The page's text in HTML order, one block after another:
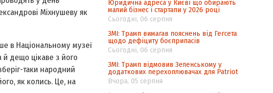
Міхнушеву як
в Національному музеї
дещо цікаве з його
таки народний
як колись. Це, на
Аналіз виборчого законодавства щодо
підрахунку голосів виборців
Інформаційна безпека суспільства
Юридична адреса у Києві що обирають
малий бізнес і стартапи у 2026 році
Сьогодні, 06 серпня
ЗМІ: Трамп вимагав пояснень від Гегсета
щодо дефіциту боєприпасів
Сьогодні, 06 серпня
ЗМІ: Трамп відмовив Зеленському у
додаткових перехоплювачах для Patriot
Вчора, 05 серпня